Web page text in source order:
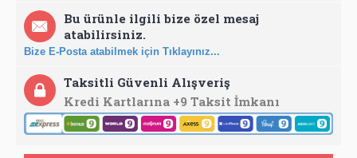
Bu ürünle ilgili bize özel mesaj
atabilirsiniz.
Bize E-Posta atabilmek için Tıklayınız...
Taksitli Güvenli Alışveriş
Kredi Kartlarına +9 Taksit İmkanı